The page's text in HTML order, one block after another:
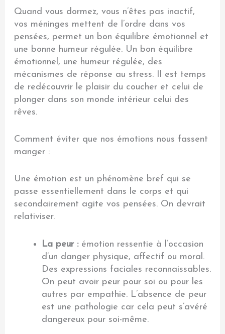
Quand vous dormez, vous n’êtes pas inactif,
vos méninges mettent de l’ordre dans vos
pensées, permet un bon équilibre émotionnel et
une bonne humeur régulée. Un bon équilibre
émotionnel, une humeur régulée, des
mécanismes de réponse au stress. Il est temps
de redécouvrir le plaisir du coucher et celui de
plonger dans son monde intérieur celui des
rêves.
Comment éviter que nos émotions nous fassent
manger :
Une émotion est un phénomène bref qui se
passe essentiellement dans le corps et qui
secondairement agite vos pensées. On devrait
relativiser.
La peur :émotion ressentie à l’occasion
d’un danger physique, affectif ou moral.
Des expressions faciales reconnaissables.
On peut avoir peur pour soi ou pour les
autres par empathie. L’absence de peur
est une pathologie car cela peut s’avéré
dangereux pour soi-même.